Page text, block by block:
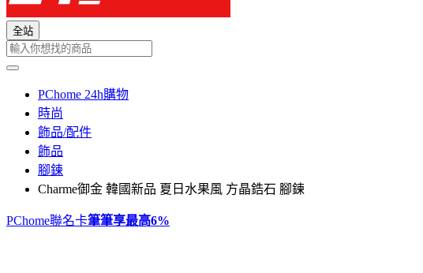
全站
PChome 24h購物
時尚
飾品/配件
飾品
腳鍊
Charme御金 韓國新品 夏日水果風 方晶鋯石 腳鍊
PChome聯名卡筆筆享最高6%